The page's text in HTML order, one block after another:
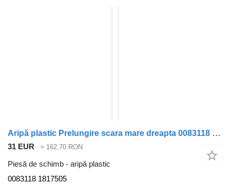
Aripă plastic Prelungire scara mare dreapta 0083118 pentru cap tractor DAF CF85
31 EUR ≈ 162,70 RON
Piesă de schimb - aripă plastic
0083118 1817505